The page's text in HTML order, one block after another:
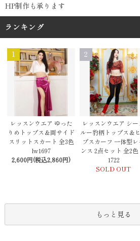
HP制作も承ります
ランキング
1
レッスンウエア ゆった
りめトップス＆両サイド
スリットスカート 全3色
lw1697
2,600円(税込2,860円)
2
レッスンウエア シー
ルー豹柄トップス＆
プスカーフ 一体型レ
ンス 2点セット 全2
1722
SOLD OUT
もっと見る